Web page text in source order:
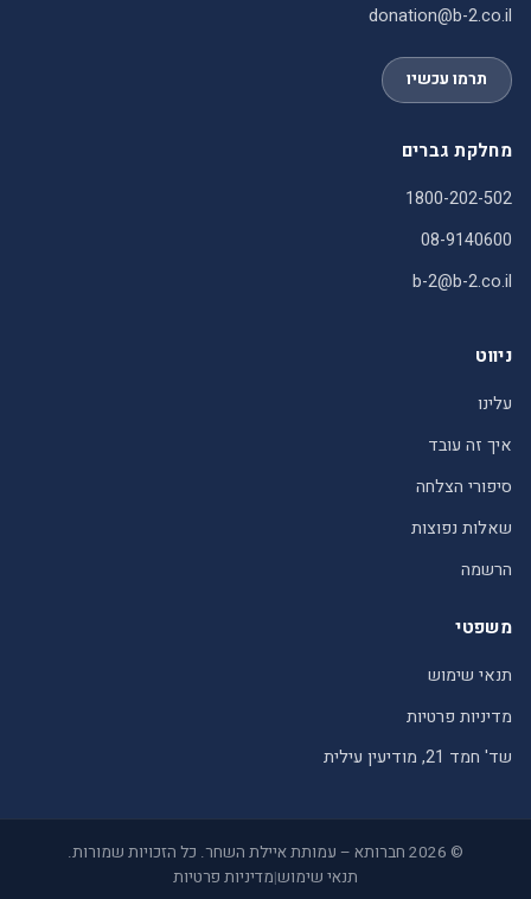
donation@b-2.co.il
תרמו עכשיו
מחלקת גברים
1800-202-502
08-9140600
b-2@b-2.co.il
ניווט
עלינו
איך זה עובד
סיפורי הצלחה
שאלות נפוצות
הרשמה
משפטי
תנאי שימוש
מדיניות פרטיות
שד' חמד 21, מודיעין עילית
© 2026 חברותא – עמותת איילת השחר. כל הזכויות שמורות.
תנאי שימוש|מדיניות פרטיות